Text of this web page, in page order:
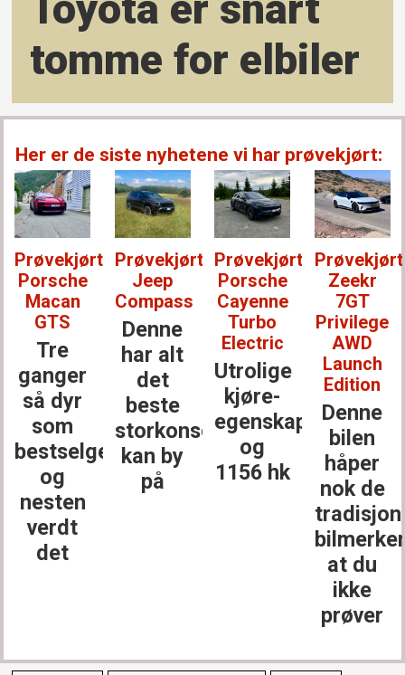
tomme for elbiler
Her er de siste nyhetene vi har prøvekjørt:
Prøvekjørt:
Porsche
Macan
GTS
Tre
ganger
så dyr
som
bestselgerne
og
nesten
verdt
det
Prøvekjørt:
Jeep
Compass
Denne
har alt
det
beste
storkonsernet
kan by
på
Prøvekjørt:
Porsche
Cayenne
Turbo
Electric
Utrolige
kjøre­
egenskaper
og
1156 hk
Zeekr
7GT
Privilege
AWD
Launch
Edition
Denne
bilen
håper
nok de
at du
ikke
prøver